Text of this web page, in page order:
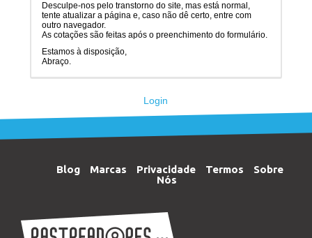
Desculpe-nos pelo transtorno do site, mas está normal,
tente atualizar a página e, caso não dê certo, entre com
outro navegador.
As cotações são feitas após o preenchimento do formulário.
Estamos à disposição,
Abraço.
Login
Blog Marcas Privacidade Termos
Sobre
Nós